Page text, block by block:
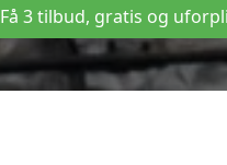
Få 3 tilbud, gratis og